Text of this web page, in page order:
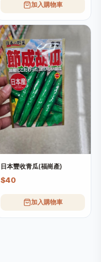
加入購物車
日本豐收青瓜(福崗產)
$40
加入購物車